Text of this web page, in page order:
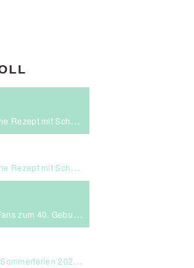
& Kirschtomaten
& Kirschtomaten
zum 40. Geburtstag
Stuttgart & Umgebung